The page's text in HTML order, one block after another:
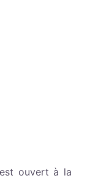
ouvert à la